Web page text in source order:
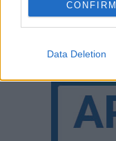
CONFIRM
Data Deletion